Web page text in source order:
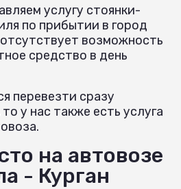
услугу стоянки-
по прибытии в город
возможность
средство в день
перевезти сразу
у нас также есть услуга
на автовозе
- Курган